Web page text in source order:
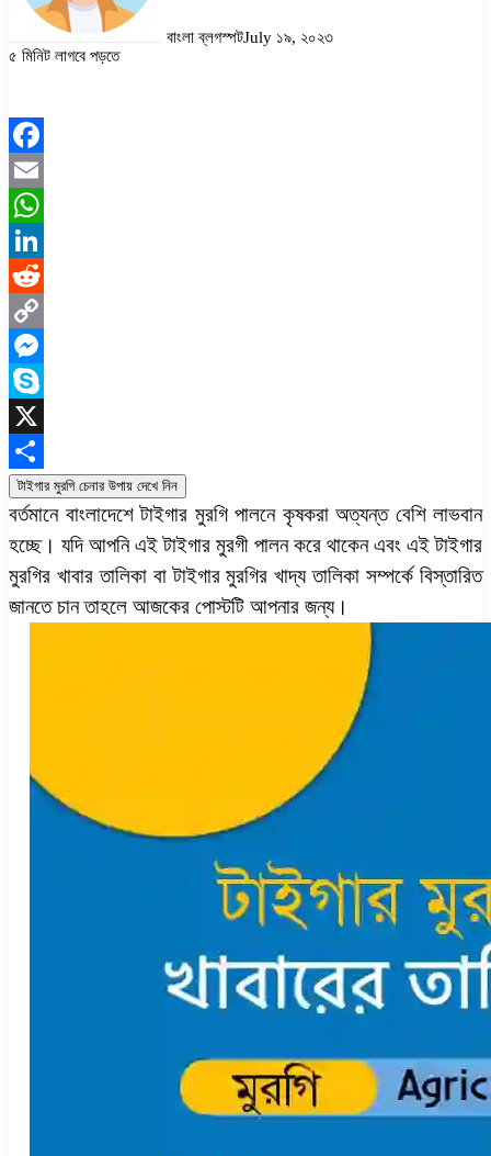
বাংলা ব্লগস্পটJuly ১৯, ২০২৩
৫ মিনিট লাগবে পড়তে
Facebook
Email
WhatsApp
LinkedIn
Reddit
Copy
Link
Messenger
Skype
X
Share
টাইগার মুরগি চেনার উপায় দেখে নিন
বর্তমানে বাংলাদেশে টাইগার মুরগি পালনে কৃষকরা অত্যন্ত বেশি লাভবান
হচ্ছে। যদি আপনি এই টাইগার মুরগী পালন করে থাকেন এবং এই টাইগার
মুরগির খাবার তালিকা বা টাইগার মুরগির খাদ্য তালিকা সম্পর্কে বিস্তারিত
জানতে চান তাহলে আজকের পোস্টটি আপনার জন্য।